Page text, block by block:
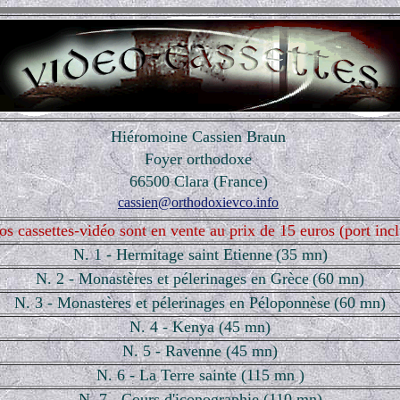
Hiéromoine Cassien Braun
Foyer orthodoxe
66500 Clara (France)
cassien@orthodoxievco.info
cassettes-vidéo sont en vente au prix de 15 euros (port
N. 1 - Hermitage saint Etienne (35 mn)
N. 2 - Monastères et pélerinages en Grèce (60 mn)
N. 3 - Monastères et pélerinages en Péloponnèse (60 mn)
N. 4 - Kenya (45 mn)
N. 5 - Ravenne (45 mn)
N. 6 - La Terre sainte (115 mn )